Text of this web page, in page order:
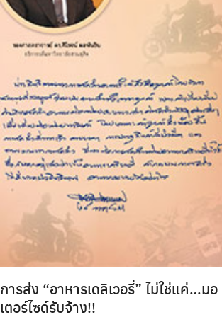
การส่ง “อาหารเดลิเวอรี่” ไม่ใช่แค่…มอ
เตอร์ไซด์รับจ้าง!!